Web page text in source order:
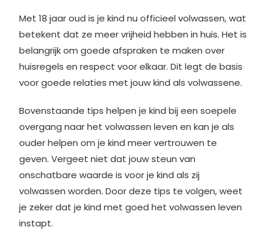
Met 18 jaar oud is je kind nu officieel volwassen, wat
betekent dat ze meer vrijheid hebben in huis. Het is
belangrijk om goede afspraken te maken over
huisregels en respect voor elkaar. Dit legt de basis
voor goede relaties met jouw kind als volwassene.
Bovenstaande tips helpen je kind bij een soepele
overgang naar het volwassen leven en kan je als
ouder helpen om je kind meer vertrouwen te
geven. Vergeet niet dat jouw steun van
onschatbare waarde is voor je kind als zij
volwassen worden. Door deze tips te volgen, weet
je zeker dat je kind met goed het volwassen leven
instapt.